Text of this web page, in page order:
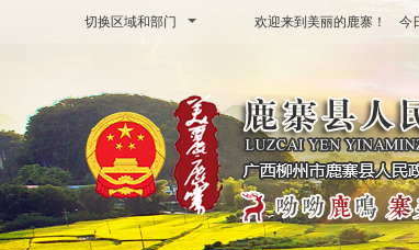
切换区域和部门 欢迎来到美丽的鹿寨！ 今